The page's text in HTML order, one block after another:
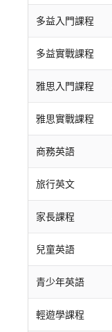
多益入門課程
多益實戰課程
雅思入門課程
雅思實戰課程
商務英語
旅行英文
家長課程
兒童英語
青少年英語
輕遊學課程